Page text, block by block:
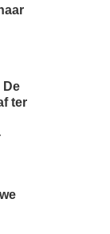
De
ter